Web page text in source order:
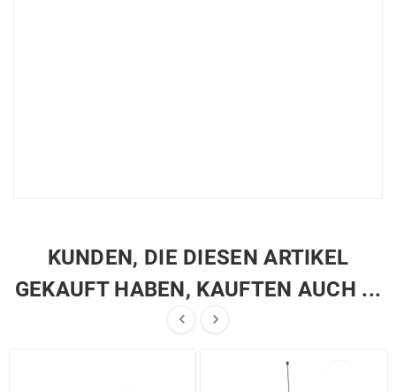
KUNDEN, DIE DIESEN ARTIKEL
GEKAUFT HABEN, KAUFTEN AUCH ...
 